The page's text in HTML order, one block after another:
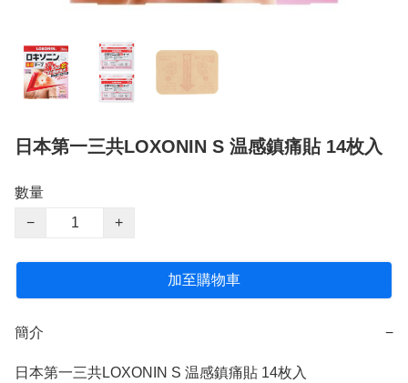
日本第一三共LOXONIN S 温感鎮痛貼 14枚入
數量
−
+
加至購物車
簡介 −
日本第一三共LOXONIN S 温感鎮痛貼 14枚入